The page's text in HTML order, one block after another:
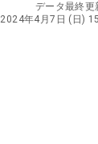
データ最終更
2024年4月7日 (日)